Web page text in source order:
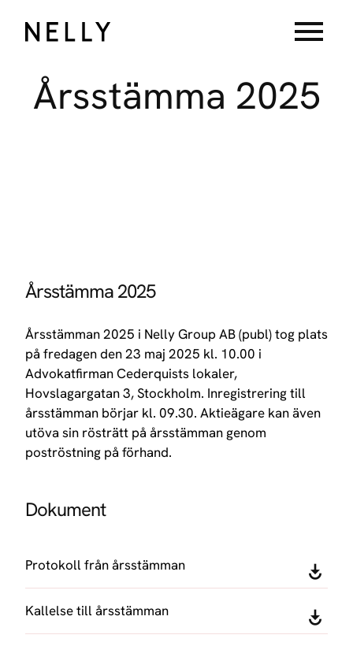
menu
Årsstämma 2025
Årsstämma 2025
Årsstämman 2025 i Nelly Group AB (publ) tog plats
på fredagen den 23 maj 2025 kl. 10.00 i
Advokatfirman Cederquists lokaler,
Hovslagargatan 3, Stockholm. Inregistrering till
årsstämman börjar kl. 09.30. Aktieägare kan även
utöva sin rösträtt på årsstämman genom
poströstning på förhand.
Dokument
Protokoll från årsstämman
Kallelse till årsstämman